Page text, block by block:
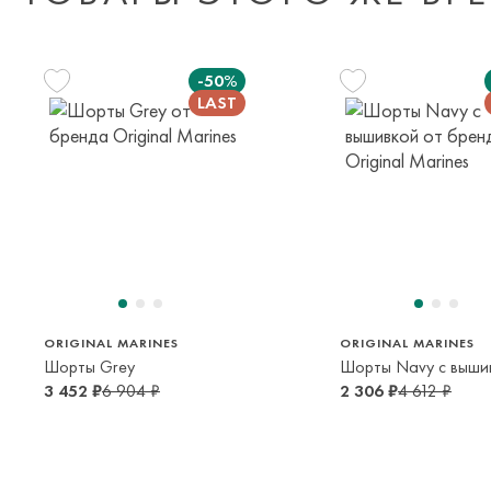
-50%
ORIGINAL MARINES
Шорты Grey
3 452 ₽6 904 ₽
ORIGINAL MARINES
Шорты Navy с
2 306 ₽4 612 ₽